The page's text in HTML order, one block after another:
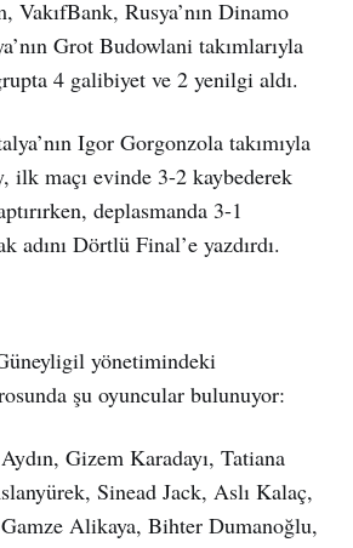
VakıfBank, Rusya’nın Dinamo
Grot Budowlani takımlarıyla
4 galibiyet ve 2 yenilgi aldı.
Igor Gorgonzola takımıyla
ilk maçı evinde 3-2 kaybederek
deplasmanda 3-1
adını Dörtlü Final’e yazdırdı.
yönetimindeki
şu oyuncular bulunuyor:
Gizem Karadayı, Tatiana
Sinead Jack, Aslı Kalaç,
Alikaya, Bihter Dumanoğlu,